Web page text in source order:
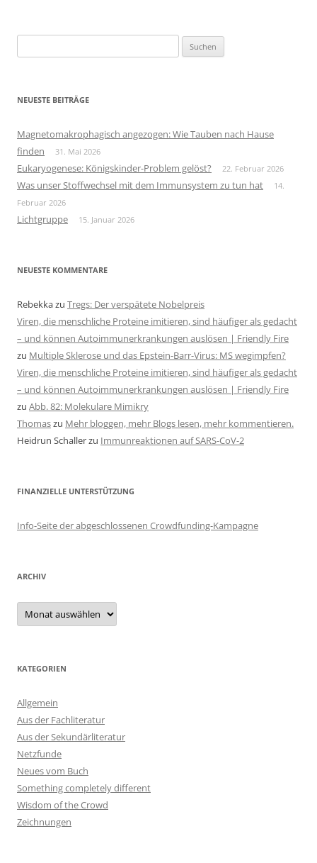
nach:
NEUESTE BEITRÄGE
Magnetomakrophagisch angezogen: Wie Tauben nach Hause
finden
31. Mai 2026
Eukaryogenese: Königskinder-Problem gelöst? 22. Februar 2026
Was unser Stoffwechsel mit dem Immunsystem zu tun hat
14.
Februar 2026
Lichtgruppe 15. Januar 2026
NEUESTE KOMMENTARE
Rebekkazu Tregs: Der verspätete Nobelpreis
Viren, die menschliche Proteine imitieren, sind häufiger als gedacht
– und können Autoimmunerkrankungen auslösen | Friendly Fire
zu Multiple Sklerose und das Epstein-Barr-Virus: MS wegimpfen?
Viren, die menschliche Proteine imitieren, sind häufiger als gedacht
– und können Autoimmunerkrankungen auslösen | Friendly Fire
zu Abb. 82: Molekulare Mimikry
Thomaszu Mehr bloggen, mehr Blogs lesen, mehr kommentieren.
Heidrun Schallerzu Immunreaktionen auf SARS-CoV-2
FINANZIELLE UNTERSTÜTZUNG
Info-Seite der abgeschlossenen Crowdfunding-Kampagne
ARCHIV
Archiv
KATEGORIEN
Allgemein
Aus der Fachliteratur
Aus der Sekundärliteratur
Netzfunde
Neues vom Buch
Something completely different
Wisdom of the Crowd
Zeichnungen